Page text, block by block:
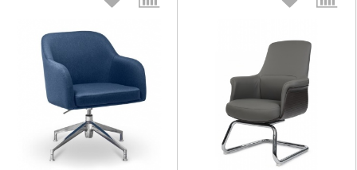
Выберите количество: Выберите количество: